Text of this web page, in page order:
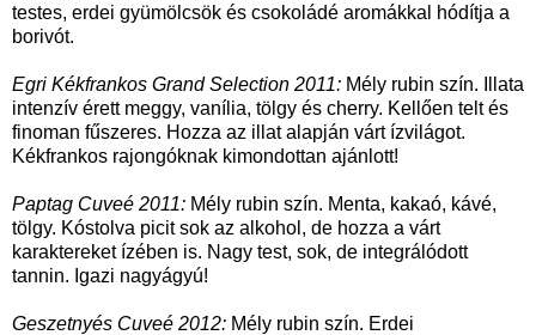
testes, erdei gyümölcsök és csokoládé aromákkal hódítja a
borivót.
Egri Kékfrankos Grand Selection 2011: Mély rubin szín. Illata
intenzív érett meggy, vanília, tölgy és cherry. Kellően telt és
finoman fűszeres. Hozza az illat alapján várt ízvilágot.
Kékfrankos rajongóknak kimondottan ajánlott!
Paptag Cuveé 2011: Mély rubin szín. Menta, kakaó, kávé,
tölgy. Kóstolva picit sok az alkohol, de hozza a várt
karaktereket ízében is. Nagy test, sok, de integrálódott
tannin. Igazi nagyágyú!
Geszetnyés Cuveé 2012: Mély rubin szín. Erdei